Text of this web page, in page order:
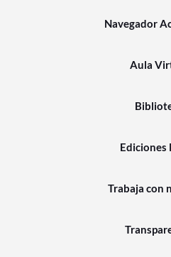
Navegador
Aula
Ediciones
Trabaja con